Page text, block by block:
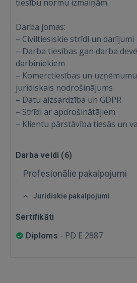
IENĀKT
Aizmirsāt paroli?
FACEBOOK
GOOGLE
Vēl neesat
REĢISTRĀCIJA
tiesību normu izmaiņām.
Darba jomas:
– Civiltiesiskie strīdi un darījumi
– Darba tiesības gan darba
darbiniekiem
– Komerctiesības un
juridiskais nodrošinājums
– Datu aizsardzība un GDPR
– Strīdi ar apdrošinātājiem
– Klientu pārstāvība tiesās un
Darba veidi (6)
Profesionālie pakalpojumi
Juridiskie pakalpojumi
Sertifikāti
Diploms - PD E 2887